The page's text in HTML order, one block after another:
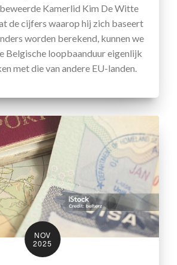
Kamerlid Kim De Witte
de cijfers waarop hij zich baseert
worden berekend, kunnen we
Belgische loopbaanduur eigenlijk
met die van andere EU-landen.
NOV
2025